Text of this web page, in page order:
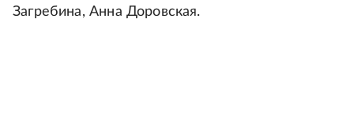
Загребина, Анна Доровская.